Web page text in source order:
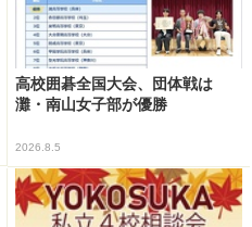
高校囲碁全国大会、団体戦は
灘・南山女子部が優勝
2026.8.5